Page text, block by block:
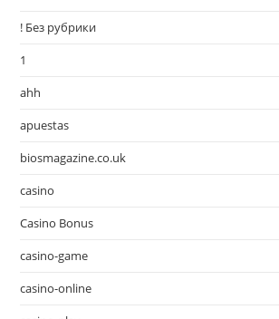
! Без рубрики
1
ahh
apuestas
biosmagazine.co.uk
casino
Casino Bonus
casino-game
casino-online